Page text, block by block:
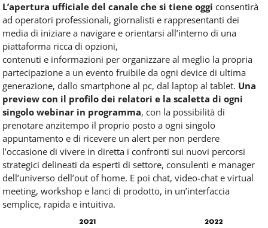
L’apertura ufficiale del canale che si tiene oggi consentirà
ad operatori professionali, giornalisti e rappresentanti dei
media di iniziare a navigare e orientarsi all’interno di una
piattaforma ricca di opzioni,
contenuti e informazioni per organizzare al meglio la propria
partecipazione a un evento fruibile da ogni device di ultima
generazione, dallo smartphone al pc, dal laptop al tablet. Una
preview con il profilo dei relatori e la scaletta di ogni
singolo webinar in programma, con la possibilità di
prenotare anzitempo il proprio posto a ogni singolo
appuntamento e di ricevere un alert per non perdere
l’occasione di vivere in diretta i confronti sui nuovi percorsi
strategici delineati da esperti di settore, consulenti e manager
dell’universo dell’out of home. E poi chat, video-chat e virtual
meeting, workshop e lanci di prodotto, in un’interfaccia
semplice, rapida e intuitiva.